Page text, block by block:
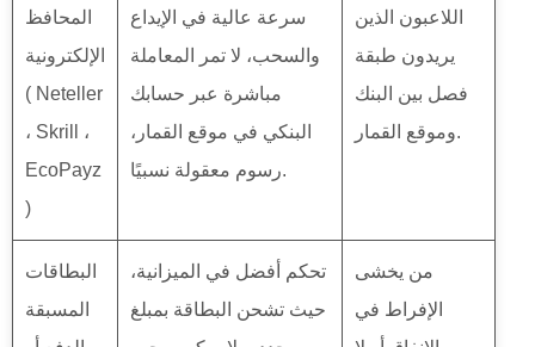
المحافظ
الإلكترونية
( Neteller
، Skrill ،
EcoPayz
)
سرعة عالية في الإيداع
والسحب، لا تمر المعاملة
مباشرة عبر حسابك
البنكي في موقع القمار،
رسوم معقولة نسبيًا.
اللاعبون الذين
يريدون طبقة
فصل بين البنك
وموقع القمار.
البطاقات
المسبقة
تحكم أفضل في الميزانية،
حيث تشحن البطاقة بمبلغ
من يخشى
الإفراط في